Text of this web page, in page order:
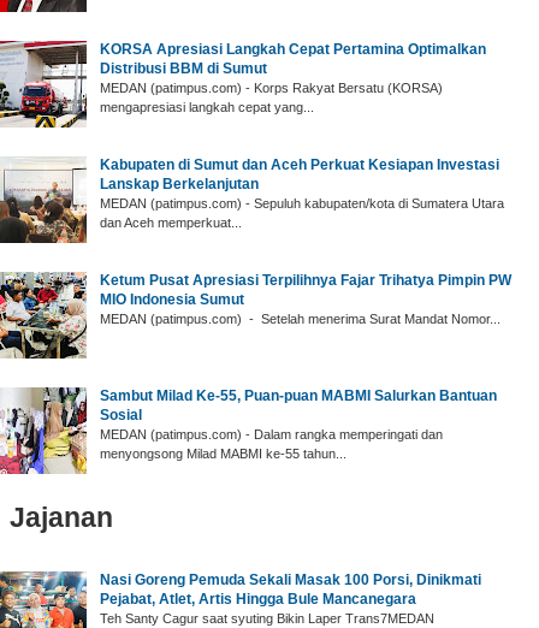
‎KORSA Apresiasi Langkah Cepat Pertamina Optimalkan
Distribusi BBM di Sumut
‎MEDAN (patimpus.com) - Korps Rakyat Bersatu (KORSA)
mengapresiasi langkah cepat yang...
Kabupaten di Sumut dan Aceh Perkuat Kesiapan Investasi
Lanskap Berkelanjutan
MEDAN (patimpus.com) - Sepuluh kabupaten/kota di Sumatera Utara
dan Aceh memperkuat...
‎Ketum Pusat Apresiasi Terpilihnya Fajar Trihatya Pimpin PW
MIO Indonesia Sumut
‎MEDAN (patimpus.com) - Setelah menerima Surat Mandat Nomor...
‎Sambut Milad Ke-55, Puan-puan MABMI Salurkan Bantuan
Sosial
‎MEDAN (patimpus.com) - Dalam rangka memperingati dan
menyongsong Milad MABMI ke-55 tahun...
Jajanan
Nasi Goreng Pemuda Sekali Masak 100 Porsi, Dinikmati
Pejabat, Atlet, Artis Hingga Bule Mancanegara
Teh Santy Cagur saat syuting Bikin Laper Trans7MEDAN